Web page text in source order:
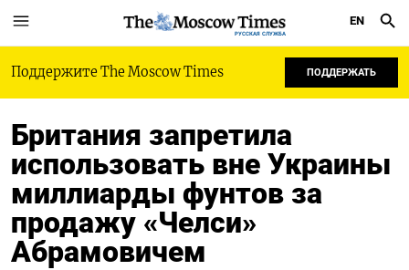
РУССКАЯ СЛУЖБА
EN
Поддержите The Moscow Times ПОДДЕРЖАТЬ
Британия запретила
использовать вне Украины
миллиарды фунтов за
продажу «Челси»
Абрамовичем